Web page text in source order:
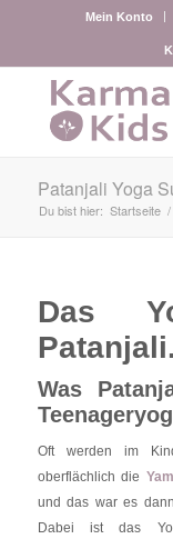
Mein Konto
Patanjali Yoga
Du bist hier: Startseite /
Das
Patanjali.
Was
Oft werden im
oberflächlich die
und das war es
Dabei ist das